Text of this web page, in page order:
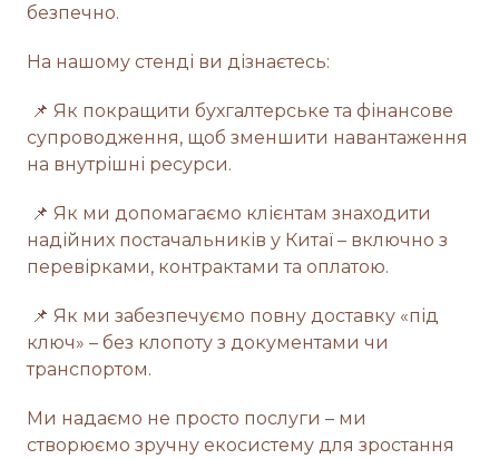
безпечно.
На нашому стенді ви дізнаєтесь:
📌 Як покращити бухгалтерське та фінансове
супроводження, щоб зменшити навантаження
на внутрішні ресурси.
📌 Як ми допомагаємо клієнтам знаходити
надійних постачальників у Китаї – включно з
перевірками, контрактами та оплатою.
📌 Як ми забезпечуємо повну доставку «під
ключ» – без клопоту з документами чи
транспортом.
Ми надаємо не просто послуги – ми
створюємо зручну екосистему для зростання